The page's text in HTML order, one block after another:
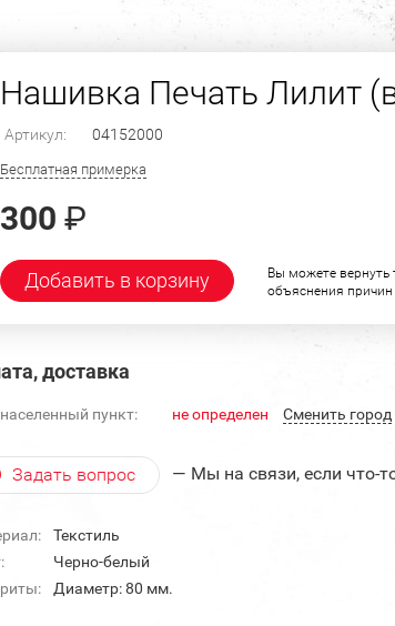
Нашивка Печать Лилит
Артикул: 04152000
Бесплатная примерка
300 ₽
Добавить в корзину
Вы можете вернуть
объяснения причин
доставка
пункт: не определен Cменить город
Задать вопрос — Мы на связи, если что-
Текстиль
Черно-белый
Диаметр: 80 мм.